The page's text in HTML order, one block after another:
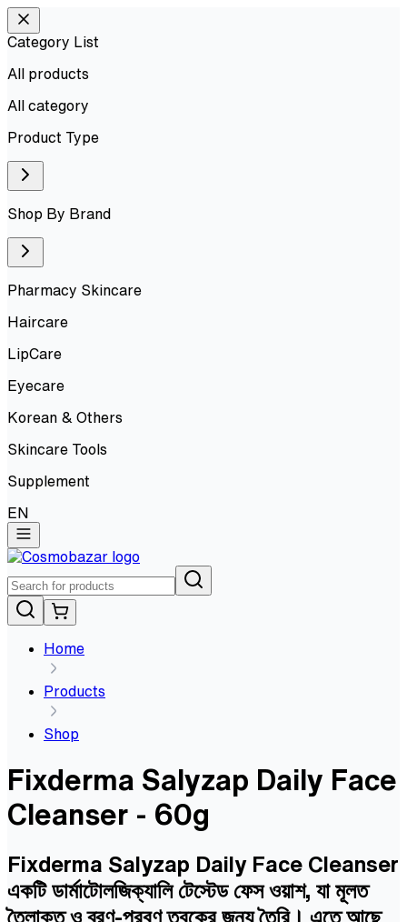
Category List
All products
All category
Product Type
Shop By Brand
Pharmacy Skincare
Haircare
LipCare
Eyecare
Korean & Others
Skincare Tools
Supplement
EN
Home
Products
Shop
Fixderma Salyzap Daily Face
Cleanser - 60g
Fixderma Salyzap Daily Face Cleanser
একটি ডার্মাটোলজিক্যালি টেস্টেড ফেস ওয়াশ, যা মূলত
তৈলাক্ত ও ব্রণ-প্রবণ ত্বকের জন্য তৈরি। এতে আছে